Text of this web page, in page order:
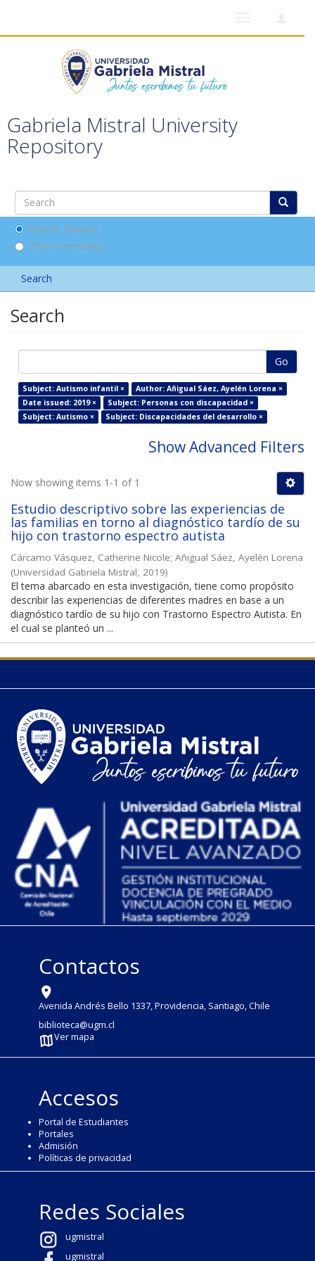
Gabriela Mistral University
Repository
Search DSpace
This Community
Search
Search
Go
Subject: Autismo infantil ×
Author: Añigual Sáez, Ayelén Lorena ×
Date issued: 2019 ×
Subject: Personas con discapacidad ×
Subject: Autismo ×
Subject: Discapacidades del desarrollo ×
Show Advanced Filters
Now showing items 1-1 of 1
Estudio descriptivo sobre las experiencias de
las familias en torno al diagnóstico tardío de su
hijo con trastorno espectro autista
Cárcamo Vásquez, Catherine Nicole; Añigual Sáez, Ayelén Lorena
(Universidad Gabriela Mistral, 2019)
El tema abarcado en esta investigación, tiene como propósito
describir las experiencias de diferentes madres en base a un
diagnóstico tardío de su hijo con Trastorno Espectro Autista. En
el cual se planteó un ...
Contactos
Avenida Andrés Bello 1337, Providencia, Santiago, Chile
biblioteca@ugm.cl
Ver mapa
Accesos
Portal de Estudiantes
Portales
Admisión
Políticas de privacidad
Redes Sociales
ugmistral
ugmistral